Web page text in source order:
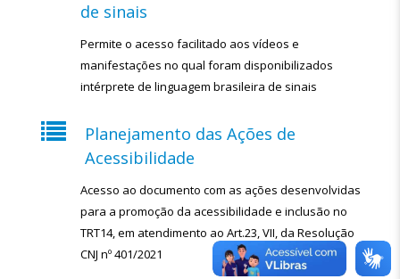
de sinais
Permite o acesso facilitado aos vídeos e
manifestações no qual foram disponibilizados
intérprete de linguagem brasileira de sinais
Planejamento das Ações de
Acessibilidade
Acesso ao documento com as ações desenvolvidas
para a promoção da acessibilidade e inclusão no
TRT14, em atendimento ao Art.23, VII, da Resolução
CNJ nº 401/2021